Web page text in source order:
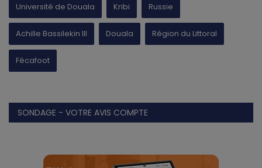
Université de Douala Kribi Russie
Achille Bassilekin III Douala Région du Littoral
Fécafoot
SONDAGE - VOTRE AVIS COMPTE